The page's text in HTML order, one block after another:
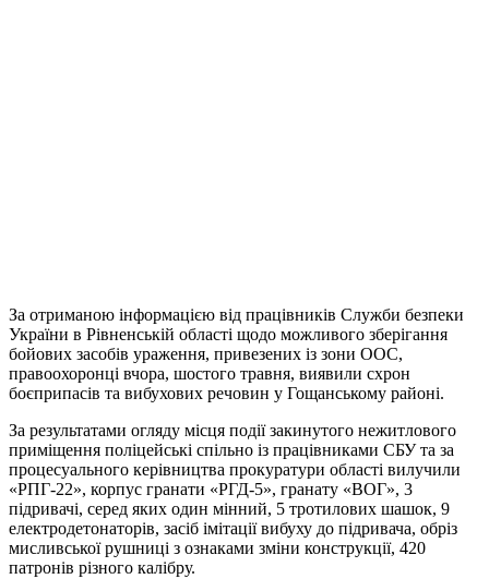
За отриманою інформацією від працівників Служби безпеки
України в Рівненській області щодо можливого зберігання
бойових засобів ураження, привезених із зони ООС,
правоохоронці вчора, шостого травня, виявили схрон
боєприпасів та вибухових речовин у Гощанському районі.
За результатами огляду місця події закинутого нежитлового
приміщення поліцейські спільно із працівниками СБУ та за
процесуального керівництва прокуратури області вилучили
«РПГ-22», корпус гранати «РГД-5», гранату «ВОГ», 3
підривачі, серед яких один мінний, 5 тротилових шашок, 9
електродетонаторів, засіб імітації вибуху до підривача, обріз
мисливської рушниці з ознаками зміни конструкції, 420
патронів різного калібру.